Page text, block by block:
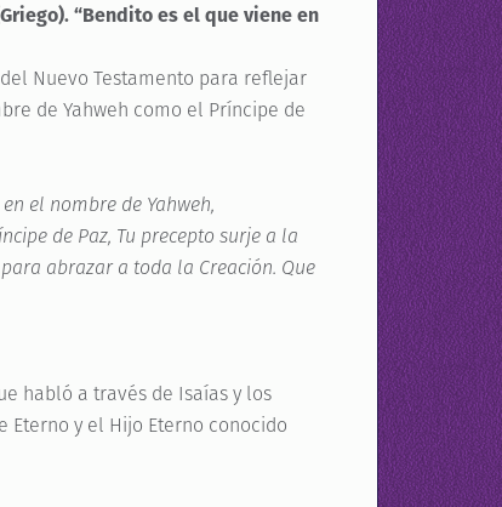
(Griego). “Bendito es el que viene en
Nuevo Testamento para reflejar
de Yahweh como el Príncipe de
el nombre de Yahweh,
de Paz, Tu precepto surje a la
abrazar a toda la Creación. Que
habló a través de Isaías y los
Eterno y el Hijo Eterno conocido